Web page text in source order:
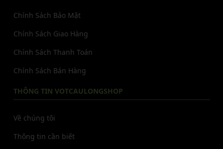
Chính Sách Bảo Mật
Chính Sách Giao Hàng
Chính Sách Thanh Toán
Chính Sách Bán Hàng
THÔNG TIN VOTCAULONGSHOP
Về chúng tôi
Thông tin cần biết